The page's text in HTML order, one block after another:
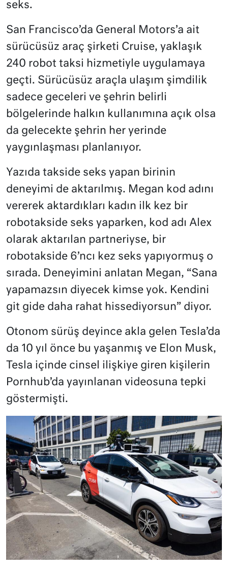
seks.
San Francisco’da General Motors’a ait
sürücüsüz araç şirketi Cruise, yaklaşık
240 robot taksi hizmetiyle uygulamaya
geçti. Sürücüsüz araçla ulaşım şimdilik
sadece geceleri ve şehrin belirli
bölgelerinde halkın kullanımına açık olsa
da gelecekte şehrin her yerinde
yaygınlaşması planlanıyor.
Yazıda takside seks yapan birinin
deneyimi de aktarılmış. Megan kod adını
vererek aktardıkları kadın ilk kez bir
robotakside seks yaparken, kod adı Alex
olarak aktarılan partneriyse, bir
robotakside 6’ncı kez seks yapıyormuş o
sırada. Deneyimini anlatan Megan, “Sana
yapamazsın diyecek kimse yok. Kendini
git gide daha rahat hissediyorsun” diyor.
Otonom sürüş deyince akla gelen Tesla’da
da 10 yıl önce bu yaşanmış ve Elon Musk,
Tesla içinde cinsel ilişkiye giren kişilerin
Pornhub’da yayınlanan videosuna tepki
göstermişti.